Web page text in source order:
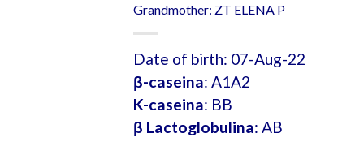
Grandmother: ZT ELENA P
Date of birth: 07-Aug-22
β-caseina: A1A2
K-caseina: BB
β Lactoglobulina: AB